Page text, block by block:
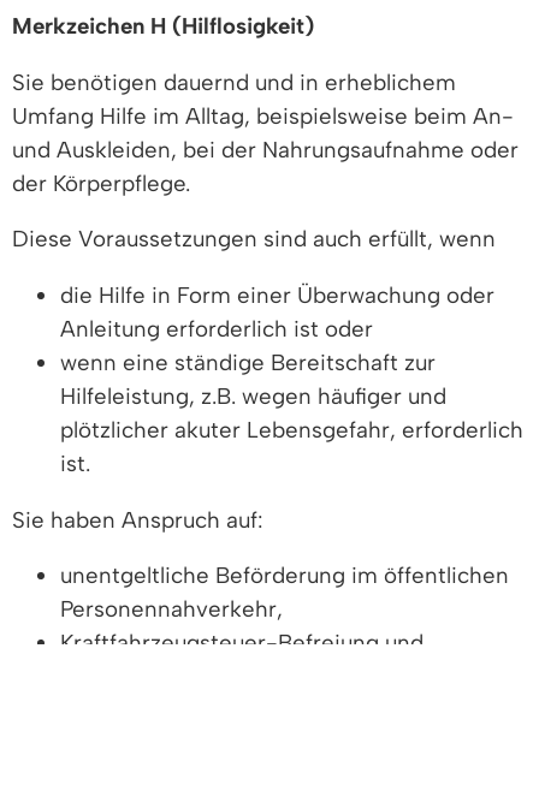
Merkzeichen H (Hilflosigkeit)
Sie benötigen dauernd und in erheblichem
Umfang Hilfe im Alltag, beispielsweise beim An-
und Auskleiden, bei der Nahrungsaufnahme oder
der Körperpflege.
Diese Voraussetzungen sind auch erfüllt, wenn
die Hilfe in Form einer Überwachung oder
Anleitung erforderlich ist oder
wenn eine ständige Bereitschaft zur
Hilfeleistung, z.B. wegen häufiger und
plötzlicher akuter Lebensgefahr, erforderlich
ist.
Sie haben Anspruch auf:
unentgeltliche Beförderung im öffentlichen
Personennahverkehr,
Kraftfahrzeugsteuer-Befreiung und